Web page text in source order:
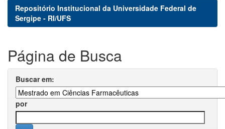
Repositório Institucional da Universidade Federal de
Sergipe - RI/UFS
Página de Busca
Buscar em:
por